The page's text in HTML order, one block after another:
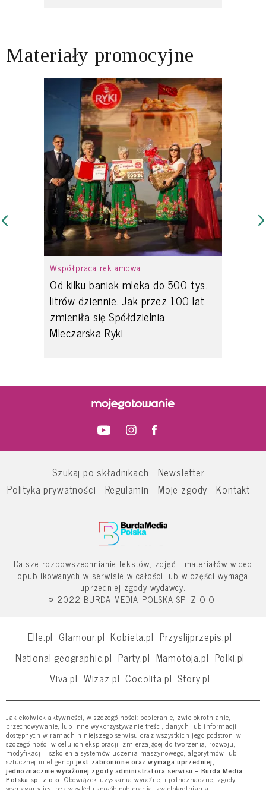
Materiały promocyjne
Współpraca reklamowa
Od kilku baniek mleka do 500 tys.
litrów dziennie. Jak przez 100 lat
zmieniła się Spółdzielnia
Mleczarska Ryki
Szukaj po składnikach
Newsletter
Polityka prywatności
Regulamin Moje zgody Kontakt
Dalsze rozpowszechnianie tekstów, zdjęć i materiałów wideo
opublikowanych w serwisie w całości lub w części wymaga
uprzedniej zgody wydawcy.
© 2022 BURDA MEDIA POLSKA SP. Z O.O.
Elle.pl Glamour.pl Kobieta.pl Przyslijprzepis.pl
National-geographic.pl Party.pl Mamotoja.pl Polki.pl
Viva.pl Wizaz.pl Cocolita.pl Story.pl
Jakiekolwiek aktywności, w szczególności: pobieranie, zwielokrotnianie,
przechowywanie, lub inne wykorzystywanie treści, danych lub informacji
dostępnych w ramach niniejszego serwisu oraz wszystkich jego podstron, w
szczególności w celu ich eksploracji, zmierzającej do tworzenia, rozwoju,
modyfikacji i szkolenia systemów uczenia maszynowego, algorytmów lub
sztucznej inteligencji jest zabronione oraz wymaga uprzedniej,
jednoznacznie wyrażonej zgody administratora serwisu – Burda Media
Polska sp. z o.o. Obowiązek uzyskania wyraźnej i jednoznacznej zgody